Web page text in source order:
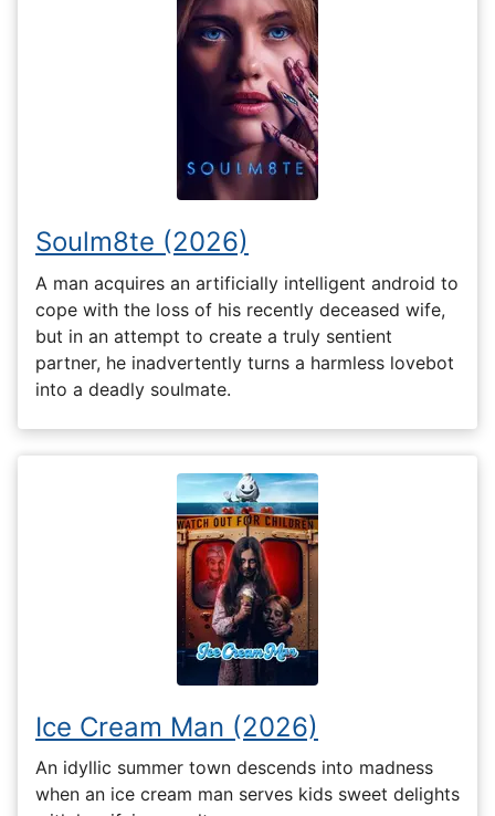
Soulm8te (2026)
A man acquires an artificially intelligent android to
cope with the loss of his recently deceased wife,
but in an attempt to create a truly sentient
partner, he inadvertently turns a harmless lovebot
into a deadly soulmate.
Ice Cream Man (2026)
An idyllic summer town descends into madness
when an ice cream man serves kids sweet delights